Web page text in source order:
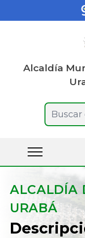
Alcaldía
Buscar
ALCALDÍA
URABÁ